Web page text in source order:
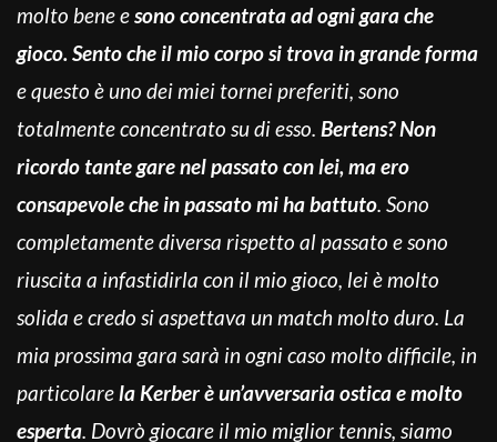
molto bene esono concentrata ad ogni gara che
gioco. Sento che il mio corpo si trova in grande forma
e questo è uno dei miei tornei preferiti, sono
totalmente concentrato su di esso. Bertens? Non
ricordo tante gare nel passato con lei, ma ero
consapevole che in passato mi ha battuto. Sono
completamente diversa rispetto al passato e sono
riuscita a infastidirla con il mio gioco, lei è molto
solida e credo si aspettava un match molto duro. La
mia prossima gara sarà in ogni caso molto difficile, in
particolarela Kerber è un’avversaria ostica e molto
esperta. Dovrò giocare il mio miglior tennis, siamo